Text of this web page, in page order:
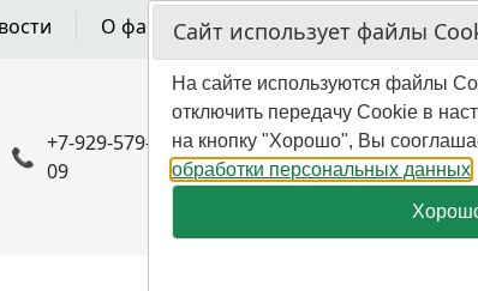
О фабрике Гарантия Оплата
📞
+7-929-579-50-
09
📆
Пн.-Пт. - 10:00 - 16:00
(мск)
Сайт использует файлы
На сайте используются файлы
отключить передачу Cookie в
на кнопку "Хорошо", Вы
обработки персональных данных